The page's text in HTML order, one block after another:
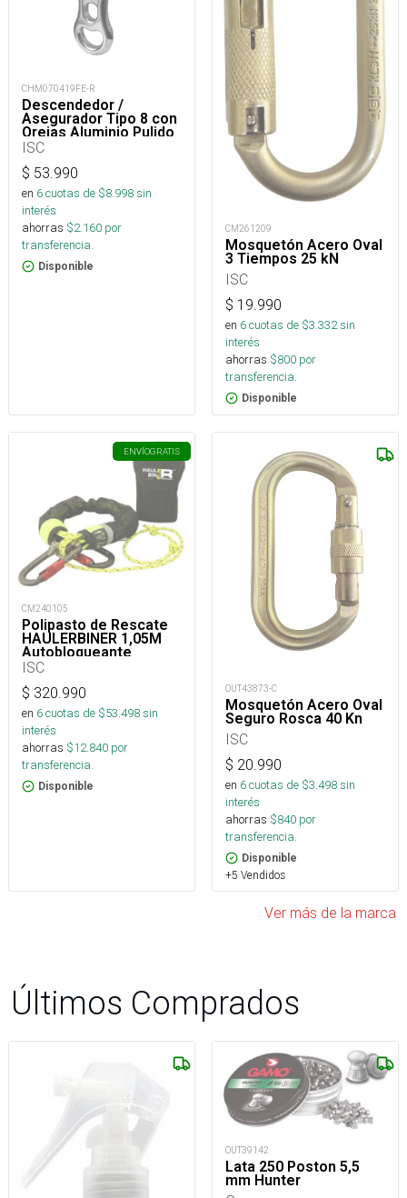
CHM070419FE-R
Descendedor /
Asegurador Tipo 8 con
Orejas Aluminio Pulido
35 kN
ISC
$ 53.990
en 6cuotas de $8.998sin
interés
ahorras $2.160 por
transferencia.
Disponible
CM261209
Mosquetón Acero Oval
3 Tiempos 25 kN
ISC
$ 19.990
en 6cuotas de $3.332sin
interés
ahorras $800 por
transferencia.
Disponible
ENVÍOGRATIS
CM240105
Polipasto de Rescate
HAULERBINER 1,05M
Autobloqueante
ISC
$ 320.990
en 6cuotas de $53.498sin
interés
ahorras $12.840 por
transferencia.
Disponible
OUT43873-C
Mosquetón Acero Oval
Seguro Rosca 40 Kn
ISC
$ 20.990
en 6cuotas de $3.498sin
interés
ahorras $840 por
transferencia.
Disponible
+5 Vendidos
Ver más de la marca
Últimos Comprados
OUT39142
Lata 250 Poston 5,5
mm Hunter